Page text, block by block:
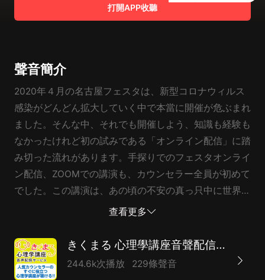
打開APP收聽
聲音簡介
2020年４月の名古屋フェスタは、新型コロナウィルス
感染がどんどん拡大していく中で本當に開催が危ぶまれ
ました。そんな中、それでも開催しよう、知識も経験も
なかったけれど初の試みである「オンライン配信」に踏
み切った流れがあります。手探りでのフェスタオンライ
ン配信、ZOOMでの講演も、カウンセラー全員が初めて
でした。この講演は、あの頃の不安の真っ只中に世界中
がいた時のものです。あれから半年ほど経ちました。
さは少しずつですが、和らいできてるんだなと、感じま
す。半年、みなさん、本當にがんばってきましたよね。
お聴きいただけたらと思います。＊＊＊カウンセリング
查看更多
きくまる 心理學講座音聲配信サービス
244.6k次播放 229條聲音